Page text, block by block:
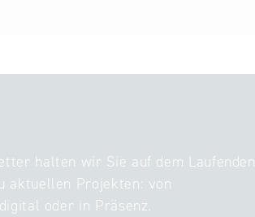
halten wir Sie auf dem Laufenden
aktuellen Projekten: von
oder in Präsenz.